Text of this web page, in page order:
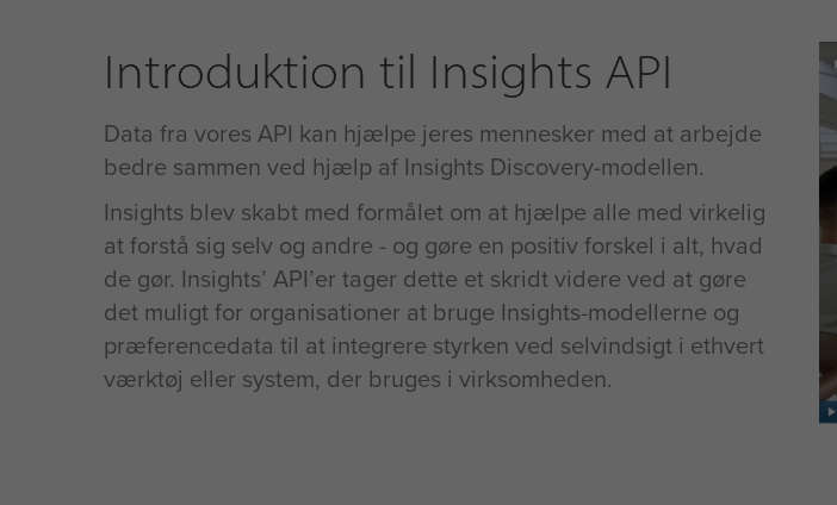
Introduktion til Insights API
Data fra vores API kan hjælpe jeres mennesker med at arbejde
bedre sammen ved hjælp af Insights Discovery-modellen.
Insights blev skabt med formålet om at hjælpe alle med virkelig
at forstå sig selv og andre - og gøre en positiv forskel i alt, hvad
de gør. Insights’ API’er tager dette et skridt videre ved at gøre
det muligt for organisationer at bruge Insights-modellerne og
præferencedata til at integrere styrken ved selvindsigt i ethvert
værktøj eller system, der bruges i virksomheden.